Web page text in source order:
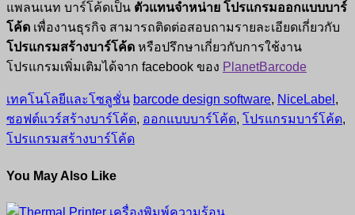
แพลนเนท บาร์โค้ดเป็น ตัวแทนจำหน่าย โปรแกรมออกแบบบาร์
โค้ด เพื่องานธุรกิจ สามารถติดต่อสอบถามรายละเอียดเกี่ยวกับ
โปรแกรมสร้างบาร์โค้ด หรือปรึกษาเกี่ยวกับการใช้งาน
โปรแกรมเพิ่มเติมได้จาก facebook ของ PlanetBarcode
เทคโนโลยีและโซลูชั่น barcode design software, NiceLabel ,
ซอฟต์แวร์สร้างบาร์โค้ด, ออกแบบบาร์โค้ด, โปรแกรมบาร์โค้ด,
โปรแกรมสร้างบาร์โค้ด
You May Also Like